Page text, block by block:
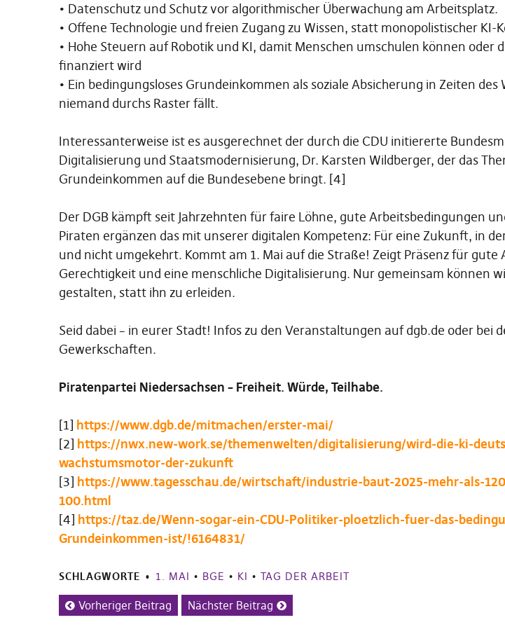
• Datenschutz und Schutz vor algorithmischer Überwachung am Arbeitsplatz.
• Offene Technologie und freien Zugang zu Wissen, statt monopolistischer KI-
• Hohe Steuern auf Robotik und KI, damit Menschen umschulen können oder
finanziert wird
• Ein bedingungsloses Grundeinkommen als soziale Absicherung in Zeiten des
niemand durchs Raster fällt.
Interessanterweise ist es ausgerechnet der durch die CDU initiererte
Digitalisierung und Staatsmodernisierung, Dr. Karsten Wildberger, der das
Grundeinkommen auf die Bundesebene bringt. [4]
Der DGB kämpft seit Jahrzehnten für faire Löhne, gute Arbeitsbedingungen
Piraten ergänzen das mit unserer digitalen Kompetenz: Für eine Zukunft, in
und nicht umgekehrt. Kommt am 1. Mai auf die Straße! Zeigt Präsenz für gute
Gerechtigkeit und eine menschliche Digitalisierung. Nur gemeinsam können
gestalten, statt ihn zu erleiden.
Seid dabei – in eurer Stadt! Infos zu den Veranstaltungen auf dgb.de oder bei
Gewerkschaften.
Piratenpartei Niedersachsen – Freiheit. Würde, Teilhabe.
[1] https://www.dgb.de/mitmachen/erster-mai/
[2] https://nwx.new-work.se/themenwelten/digitalisierung/wird-die-ki-
wachstumsmotor-der-zukunft
[3] https://www.tagesschau.de/wirtschaft/industrie-baut-2025-mehr-als-
100.html
[4] https://taz.de/Wenn-sogar-ein-CDU-Politiker-ploetzlich-fuer-das-
Grundeinkommen-ist/!6164831/
SCHLAGWORTE 1. MAI • BGE • KI • TAG DER ARBEIT
Vorheriger Beitrag Nächster Beitrag